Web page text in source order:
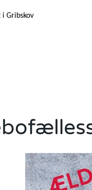
Gribskov